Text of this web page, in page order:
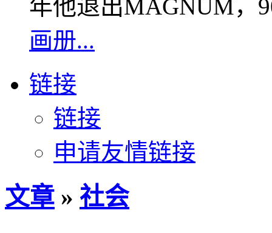
年他退出MAGNUM，
画册...
链接
链接
申请友情链接
文章 » 社会